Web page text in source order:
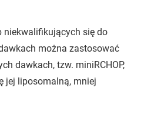
niekwalifikujących się do
można zastosować
dawkach, tzw. miniRCHOP,
jej liposomalną, mniej